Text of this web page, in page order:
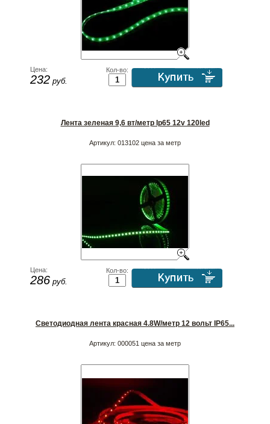
Цена:
232 руб.
Кол-во:
Лента зеленая 9,6 вт/метр Ip65 12v 120led
Артикул: 013102 цена за метр
Цена:
286 руб.
Кол-во:
Светодиодная лента красная 4.8W/метр 12 вольт IP65...
Артикул: 000051 цена за метр